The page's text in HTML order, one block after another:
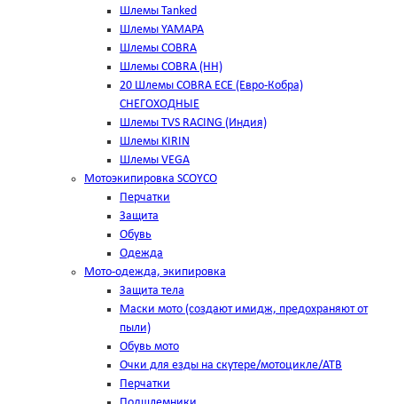
Шлемы Tanked
Шлемы YAMAPA
Шлемы COBRA
Шлемы COBRA (HH)
20 Шлемы COBRA ECE (Евро-Кобра)
СНЕГОХОДНЫЕ
Шлемы TVS RACING (Индия)
Шлемы KIRIN
Шлемы VEGA
Мотоэкипировка SCOYCO
Перчатки
Защита
Обувь
Одежда
Мото-одежда, экипировка
Защита тела
Маски мото (создают имидж, предохраняют от
пыли)
Обувь мото
Очки для езды на скутере/мотоцикле/АТВ
Перчатки